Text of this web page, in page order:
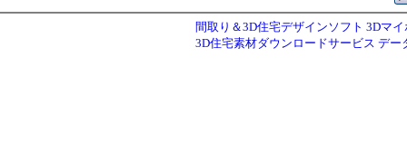
間取り＆3D住宅デザインソフト 3Dマ
3D住宅素材ダウンロードサービス デー